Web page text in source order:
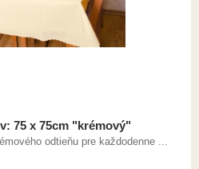
75 x 75cm "krémový"
odtieňu pre každodenne ...